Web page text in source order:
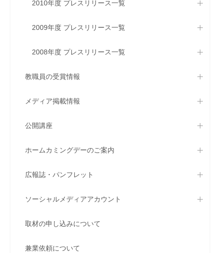
2010年度 プレスリリース一覧
2009年度 プレスリリース一覧
2008年度 プレスリリース一覧
教職員の受賞情報
メディア掲載情報
公開講座
ホームカミングデーのご案内
広報誌・パンフレット
ソーシャルメディアアカウント
取材の申し込みについて
兼業依頼について